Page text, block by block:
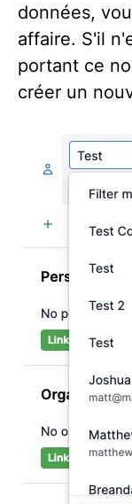
données,
affaire. S'il
portant ce
créer un